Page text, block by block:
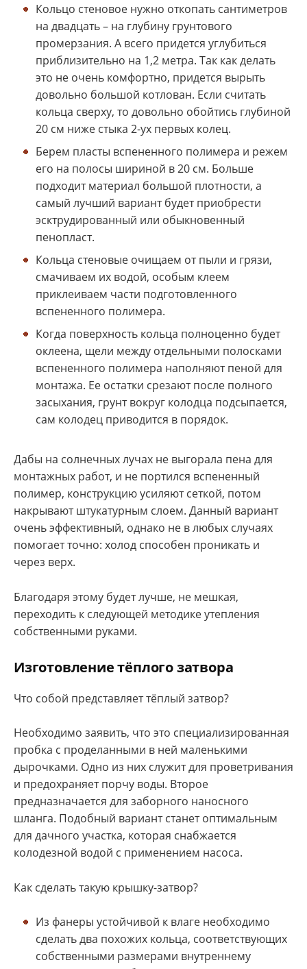
Кольцо стеновое нужно откопать сантиметров
на двадцать – на глубину грунтового
промерзания. А всего придется углубиться
приблизительно на 1,2 метра. Так как делать
это не очень комфортно, придется вырыть
довольно большой котлован. Если считать
кольца сверху, то довольно обойтись глубиной
20 см ниже стыка 2-ух первых колец.
Берем пласты вспененного полимера и режем
его на полосы шириной в 20 см. Больше
подходит материал большой плотности, а
самый лучший вариант будет приобрести
эсктрудированный или обыкновенный
пенопласт.
Кольца стеновые очищаем от пыли и грязи,
смачиваем их водой, особым клеем
приклеиваем части подготовленного
вспененного полимера.
Когда поверхность кольца полноценно будет
оклеена, щели между отдельными полосками
вспененного полимера наполняют пеной для
монтажа. Ее остатки срезают после полного
засыхания, грунт вокруг колодца подсыпается,
сам колодец приводится в порядок.
Дабы на солнечных лучах не выгорала пена для
монтажных работ, и не портился вспененный
полимер, конструкцию усиляют сеткой, потом
накрывают штукатурным слоем. Данный вариант
очень эффективный, однако не в любых случаях
помогает точно: холод способен проникать и
через верх.
Благодаря этому будет лучше, не мешкая,
переходить к следующей методике утепления
собственными руками.
Изготовление тёплого затвора
Что собой представляет тёплый затвор?
Необходимо заявить, что это специализированная
пробка с проделанными в ней маленькими
дырочками. Одно из них служит для проветривания
и предохраняет порчу воды. Второе
предназначается для заборного наносного
шланга. Подобный вариант станет оптимальным
для дачного участка, которая снабжается
колодезной водой с применением насоса.
Как сделать такую крышку-затвор?
Из фанеры устойчивой к влаге необходимо
сделать два похожих кольца, соответствующих
собственными размерами внутреннему